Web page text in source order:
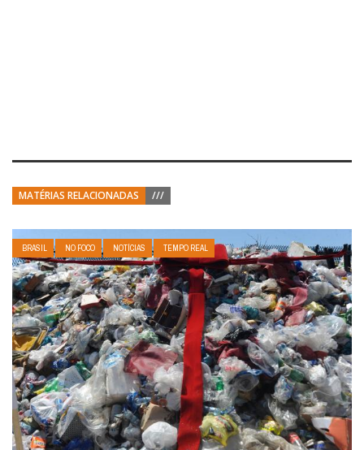
MATÉRIAS RELACIONADAS ///
BRASIL NO FOCO NOTÍCIAS TEMPO REAL